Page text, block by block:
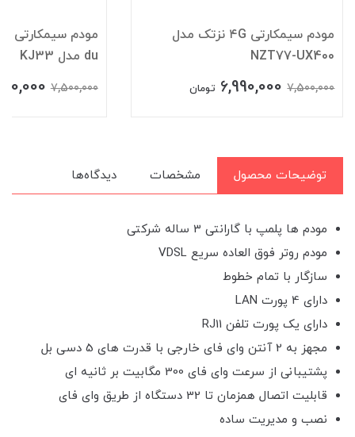
مودم سیمکارتی ۴G نزتک مدل
NZT77-UX400
7,500,000
6,990,000 تومان
du مدل KJ33
7,500,000
توضیحات محصول مشخصات دیدگاه‌ها
مودم ها پلمپ با گارانتی 3 ساله شرکتی
مودم روتر فوق العاده سریع VDSL
سازگار با تمام خطوط
دارای 4 پورت LAN
دارای یک پورت تلفن RJ11
مجهز به 2 آنتن وای فای خارجی با قدرت های 5 دسی بل
پشتیبانی از سرعت وای فای 300 مگابیت بر ثانیه ای
قابلیت اتصال همزمان تا 32 دستگاه از طریق وای فای
نصب و مدیریت ساده